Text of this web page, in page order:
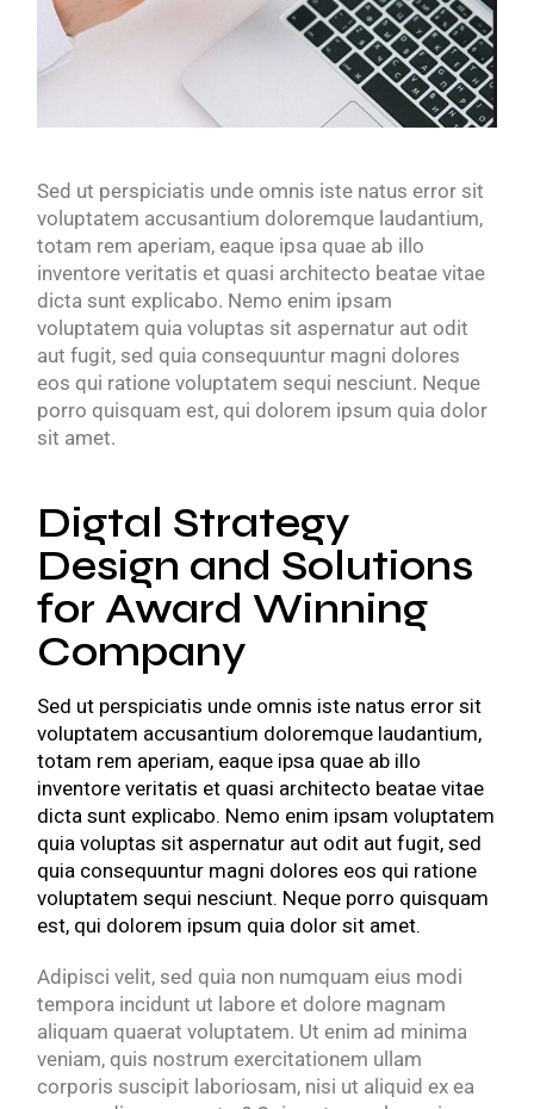
Sed ut perspiciatis unde omnis iste natus error sit
voluptatem accusantium doloremque laudantium,
totam rem aperiam, eaque ipsa quae ab illo
inventore veritatis et quasi architecto beatae vitae
dicta sunt explicabo. Nemo enim ipsam
voluptatem quia voluptas sit aspernatur aut odit
aut fugit, sed quia consequuntur magni dolores
eos qui ratione voluptatem sequi nesciunt. Neque
porro quisquam est, qui dolorem ipsum quia dolor
sit amet.
Digtal Strategy
Design and Solutions
for Award Winning
Company
Sed ut perspiciatis unde omnis iste natus error sit
voluptatem accusantium doloremque laudantium,
totam rem aperiam, eaque ipsa quae ab illo
inventore veritatis et quasi architecto beatae vitae
dicta sunt explicabo. Nemo enim ipsam voluptatem
quia voluptas sit aspernatur aut odit aut fugit, sed
quia consequuntur magni dolores eos qui ratione
voluptatem sequi nesciunt. Neque porro quisquam
est, qui dolorem ipsum quia dolor sit amet.
Adipisci velit, sed quia non numquam eius modi
tempora incidunt ut labore et dolore magnam
aliquam quaerat voluptatem. Ut enim ad minima
veniam, quis nostrum exercitationem ullam
corporis suscipit laboriosam, nisi ut aliquid ex ea